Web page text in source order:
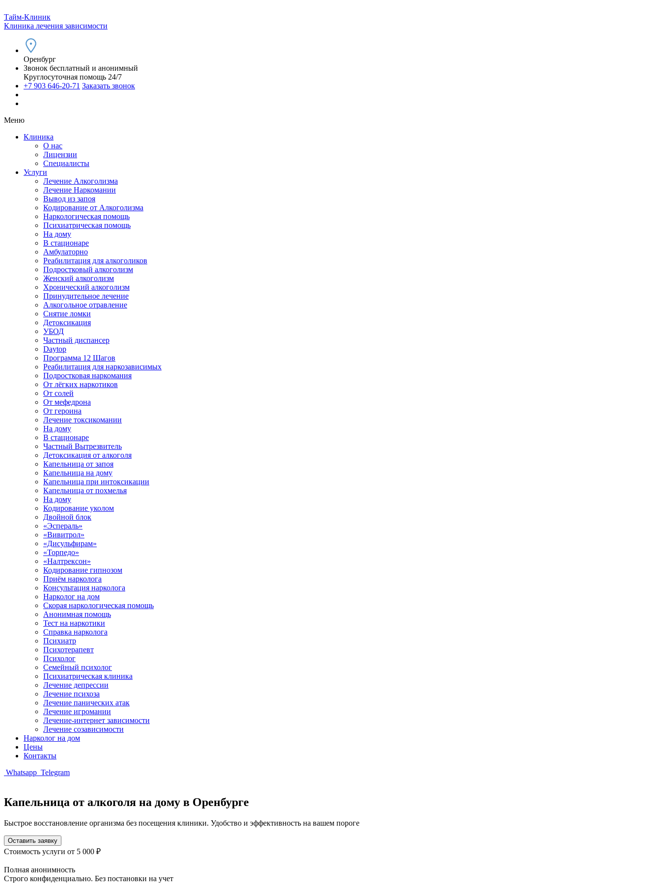
Тайм-Клиник
Клиника лечения зависимости
Оренбург
Звонок бесплатный и анонимный
Круглосуточная помощь 24/7
+7 903 646-20-71 Заказать звонок
Меню
Клиника
О нас
Лицензии
Специалисты
Услуги
Лечение Алкоголизма
Лечение Наркомании
Вывод из запоя
Кодирование от Алкоголизма
Наркологическая помощь
Психиатрическая помощь
На дому
В стационаре
Амбулаторно
Реабилитация для алкоголиков
Подростковый алкоголизм
Женский алкоголизм
Хронический алкоголизм
Принудительное лечение
Алкогольное отравление
Снятие ломки
Детоксикация
УБОД
Частный диспансер
Daytop
Программа 12 Шагов
Реабилитация для наркозависимых
Подростковая наркомания
От лёгких наркотиков
От солей
От мефедрона
От героина
Лечение токсикомании
На дому
В стационаре
Частный Вытрезвитель
Детоксикация от алкоголя
Капельница от запоя
Капельница на дому
Капельница при интоксикации
Капельница от похмелья
На дому
Кодирование уколом
Двойной блок
«Эспераль»
«Вивитрол»
«Дисульфирам»
«Торпедо»
«Налтрексон»
Кодирование гипнозом
Приём нарколога
Консультация нарколога
Нарколог на дом
Скорая наркологическая помощь
Анонимная помощь
Тест на наркотики
Справка нарколога
Психиатр
Психотерапевт
Психолог
Семейный психолог
Психиатрическая клиника
Лечение депрессии
Лечение психоза
Лечение панических атак
Лечение игромании
Лечение-интернет зависимости
Лечение созависимости
Нарколог на дом
Цены
Контакты
Whatsapp Telegram
Капельница от алкоголя на дому в Оренбурге
Быстрое восстановление организма без посещения клиники. Удобство и эффективность на вашем пороге
Оставить заявку
Стоимость услуги от 5 000 ₽
Полная анонимность
Строго конфиденциально. Без постановки на учет